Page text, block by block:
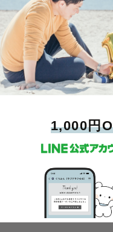
1,000円